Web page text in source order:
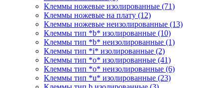
Клеммы ножевые изолированные (71)
Клеммы ножевые на плату (12)
Клеммы ножевые неизолированные (13)
Клеммы тип *b* изолированные (10)
Клеммы тип *b* неизолированные (1)
Клеммы тип *i* изолированные (2)
Клеммы тип *o* изолированные (41)
Клеммы тип *o* неизолированные (6)
Клеммы тип *u* изолированные (23)